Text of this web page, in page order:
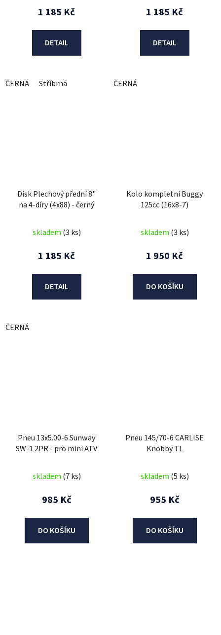
1 185 Kč
DETAIL
ČERNÁ Stříbrná
1 185 Kč
DETAIL
ČERNÁ
Disk Plechový přední 8"
na 4-díry (4x88) - černý
skladem (3 ks)
1 185 Kč
DETAIL
ČERNÁ
Kolo kompletní Buggy
125cc (16x8-7)
skladem (3 ks)
1 950 Kč
DO KOŠÍKU
Pneu 13x5.00-6 Sunway
SW-1 2PR - pro mini ATV
skladem (7 ks)
985 Kč
DO KOŠÍKU
Pneu 145/70-6 CARLISE
Knobby TL
skladem (5 ks)
955 Kč
DO KOŠÍKU